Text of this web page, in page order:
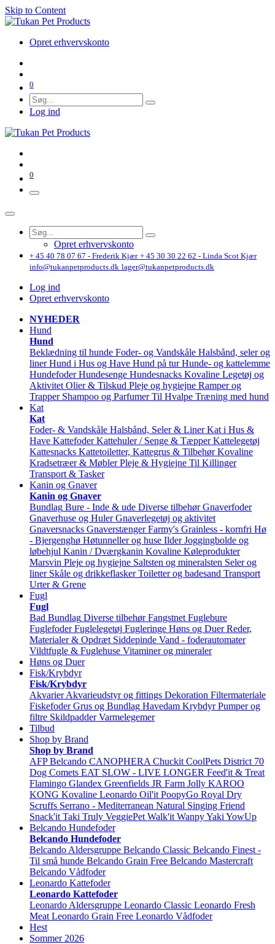
Skip to Content
Opret erhvervskonto
0
Log ind
0
Opret erhvervskonto
+ 45 40 78 07 67 - Frederik Kjær + 45 30 30 22 62 - Linda Scot Kjær
info@tukanpetproducts.dk lager@tukanpetproducts.dk
Log ind
Opret erhvervskonto
NYHEDER
Hund
Hund
Beklædning til hunde Foder- og Vandskåle Halsbånd, seler og
liner Hund i Hus og Have Hund på tur Hunde- og kattelemme
Hundefoder Hundesenge Hundesnacks Kovaline Legetøj og
Aktivitet Olier & Tilskud Pleje og hygiejne Ramper og
Trapper Shampoo og Parfumer Til Hvalpe Træning med hund
Kat
Kat
Foder- & Vandskåle Halsbånd, Seler & Liner Kat i Hus &
Have Kattefoder Kattehuler / Senge & Tæpper Kattelegetøj
Kattesnacks Kattetoiletter, Kattegrus & Tilbehør Kovaline
Kradsetræer & Møbler Pleje & Hygiejne Til Killinger
Transport & Tasker
Kanin og Gnaver
Kanin og Gnaver
Bundlag Bure - Inde & ude Diverse tilbehør Gnaverfoder
Gnaverhuse og Huler Gnaverlegetøj og aktivitet
Gnaversnacks Gnaverstænger Farmy's Grainless - kornfri Hø
- Bjergenghø Høtunneller og huse Ilder Joggingbolde og
løbehjul Kanin / Dværgkanin Kovaline Køleprodukter
Marsvin Pleje og hygiejne Saltsten og mineralsten Seler og
liner Skåle og drikkeflasker Toiletter og badesand Transport
Urter & Grene
Fugl
Fugl
Bad Bundlag Diverse tilbehør Fangstnet Fuglebure
Fuglefoder Fuglelegetøj Fugleringe Høns og Duer Reder,
Materialer & Opdræt Siddepinde Vand - foderautomater
Vildtfugle & Fuglehuse Vitaminer og mineraler
Høns og Duer
Fisk/Krybdyr
Fisk/Krybdyr
Akvarier Akvarieudstyr og fittings Dekoration Filtermateriale
Fiskefoder Grus og Bundlag Havedam Krybdyr Pumper og
filtre Skildpadder Varmelegemer
Tilbud
Shop by Brand
Shop by Brand
AFP Belcando CANOPHERA Chuckit CoolPets District 70
Dog Comets EAT SLOW - LIVE LONGER Feed'it & Treat
Flamingo Glandex Greenfields JR Farm Jolly KAROO
KONG Kovaline Leonardo Oil'it PoopyGo Royal Dry
Scruffs Serrano - Mediterranean Natural Singing Friend
Snack'it Taki Truly VeggiePet Walk'it WanpyYaki YowUp
Belcando Hundefoder
Belcando Hundefoder
Belcando Aldersgruppe Belcando Classic Belcando Finest -
Til små hunde Belcando Grain Free Belcando Mastercraft
Belcando Vådfoder
Leonardo Kattefoder
Leonardo Kattefoder
Leonardo Aldersgruppe Leonardo Classic Leonardo Fresh
Meat Leonardo Grain Free Leonardo Vådfoder
Hest
Sommer 2026